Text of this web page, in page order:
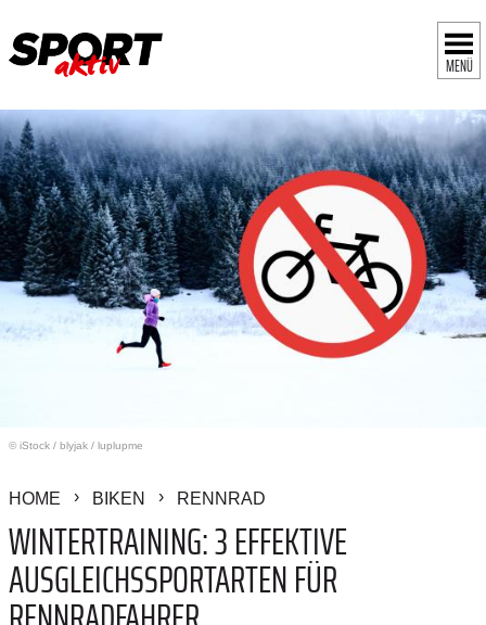
MENÜ
© iStock / blyjak / luplupme
HOME BIKEN RENNRAD
WINTERTRAINING: 3 EFFEKTIVE
AUSGLEICHSSPORTARTEN FÜR